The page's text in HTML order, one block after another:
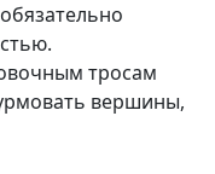
тросам
вершины,